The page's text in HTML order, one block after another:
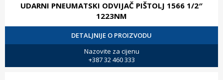
UDARNI PNEUMATSKI ODVIJAČ PIŠTOLJ 1566 1/2″
1223NM
DETALJNIJE O PROIZVODU
Nazovite za cijenu
+387 32 460 333